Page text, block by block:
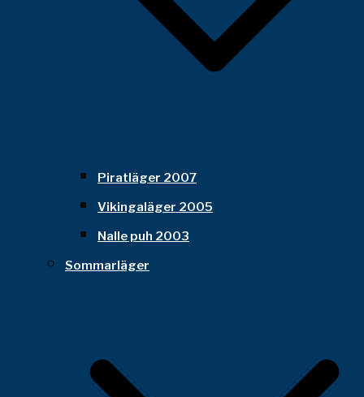
Piratläger 2007
Vikingaläger 2005
Nalle puh 2003
Sommarläger